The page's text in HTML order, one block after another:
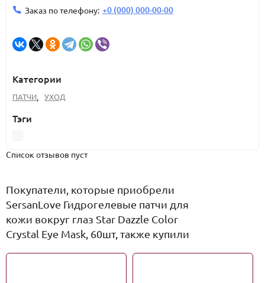
Заказ по телефону: +0 (000) 000-00-00
Категории
ПАТЧИ, УХОД
Тэги
Список отзывов пуст
Покупатели, которые приобрели
SersanLove Гидрогелевые патчи для
кожи вокруг глаз Star Dazzle Color
Crystal Eye Mask, 60шт, также купили